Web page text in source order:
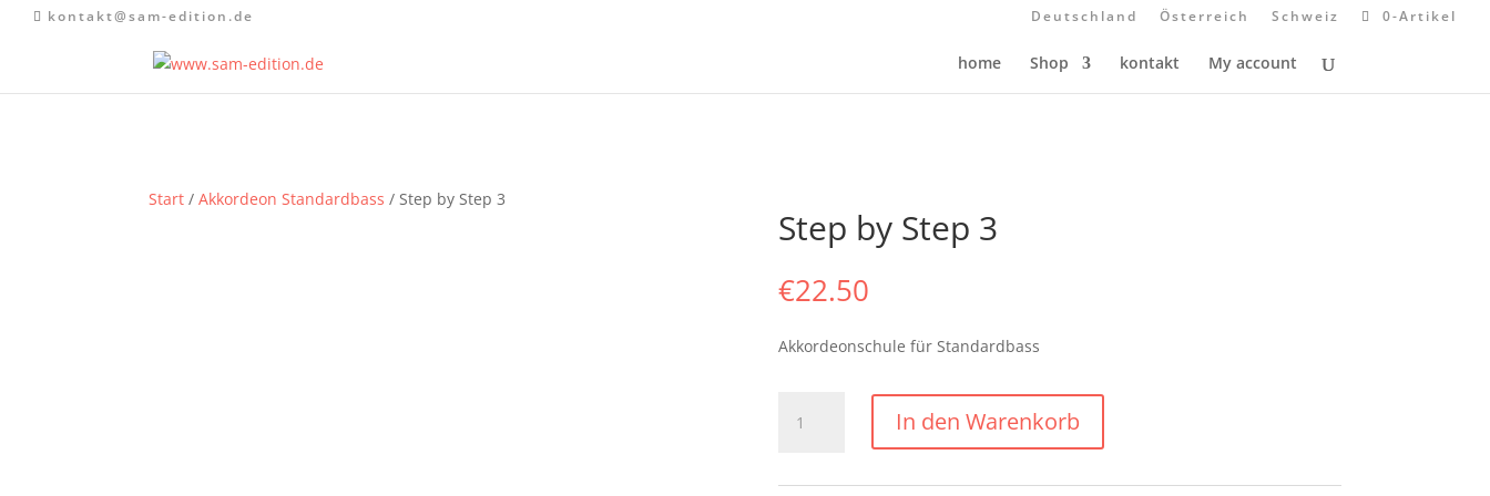
kontakt@sam-edition.de Deutschland Österreich Schweiz 0-Artikel
home Shop kontakt My account
Start /Akkordeon Standardbass / Step by Step 3
Step by Step 3
€22.50
Akkordeonschule für Standardbass
In den Warenkorb